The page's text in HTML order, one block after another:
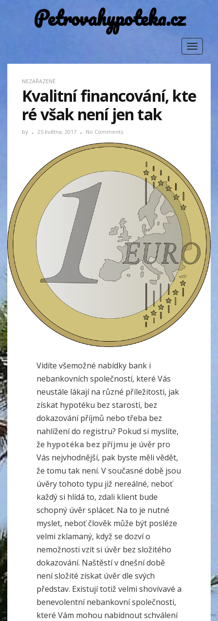
Petrovahypoteka.cz
Toggle
NEZAŘAZENÉ
Kvalitní financování, kte
ré však není jen tak
by 25 května, 2017 No Comments
Vidíte všemožné nabídky bank i
nebankovních společností, které Vás
neustále lákají na různé příležitosti, jak
získat hypotéku bez starostí, bez
dokazování příjmů nebo třeba bez
nahlížení do registru? Pokud si myslíte,
že hypotéka bez příjmu je úvěr pro
Vás nejvhodnější, pak byste měli vědět,
že tomu tak není. V současné době jsou
úvěry tohoto typu již nereálné, neboť
každý si hlídá to, zdali klient bude
schopný úvěr splácet. Na to je nutné
myslet, neboť člověk může být posléze
velmi zklamaný, když se dozví o
nemožnosti vzít si úvěr bez složitého
dokazování. Naštěstí v dnešní době
není složité získat úvěr dle svých
představ. Existují totiž velmi shovívavé a
benevolentní nebankovní společnosti,
které Vám mohou nabídnout schválení